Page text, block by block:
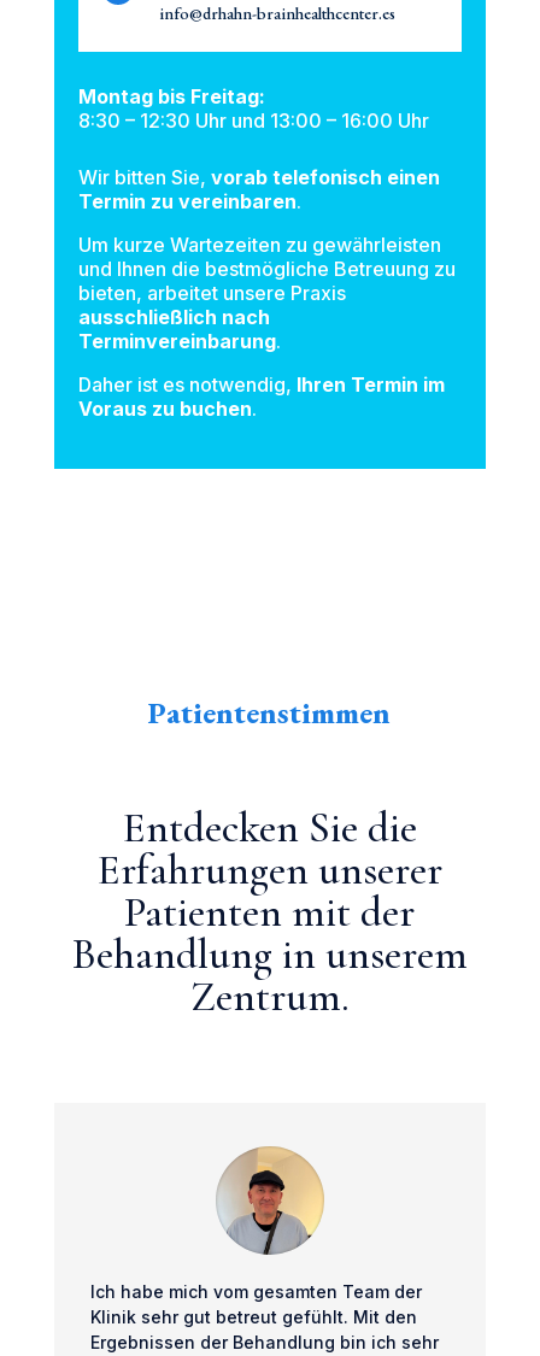
info@drhahn-brainhealthcenter.es
Montag bis Freitag:
8:30 – 12:30 Uhr und 13:00 – 16:00 Uhr
Wir bitten Sie, vorab telefonisch einen
Termin zu vereinbaren.
Um kurze Wartezeiten zu gewährleisten
und Ihnen die bestmögliche Betreuung zu
bieten, arbeitet unsere Praxis
ausschließlich nach
Terminvereinbarung.
Daher ist es notwendig, Ihren Termin im
Voraus zu buchen.
Patientenstimmen
Entdecken Sie die
Erfahrungen unserer
Patienten mit der
Behandlung in unserem
Zentrum.
Ich habe mich vom gesamten Team der
Klinik sehr gut betreut gefühlt. Mit den
Ergebnissen der Behandlung bin ich sehr